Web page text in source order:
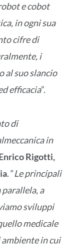
e cobot
in ogni sua
cifre di
i
suo slancio
efficacia”.
di
in
Rigotti,
. “Le principali
a
sviluppi
medicale
ambiente in cui